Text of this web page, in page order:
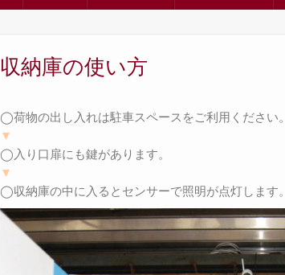
収納庫の使い方
◯荷物の出し入れは駐車スペースをご利用ください。
▼
◯入り口扉にも鍵があります。
▼
◯収納庫の中に入るとセンサーで照明が点灯します。